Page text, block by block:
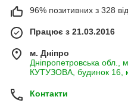
96% позитивних з 328
Працює з 21.03.2016
м. Дніпро
Дніпропетровська обл.,
КУТУЗОВА, будинок 16,
Контакти